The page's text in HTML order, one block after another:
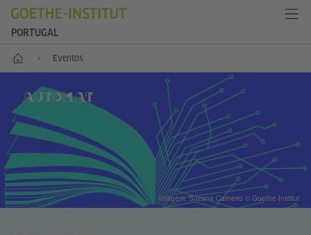
PORTUGAL
Início Eventos
Imagem: Suzana Carneiro © Goethe-Institut